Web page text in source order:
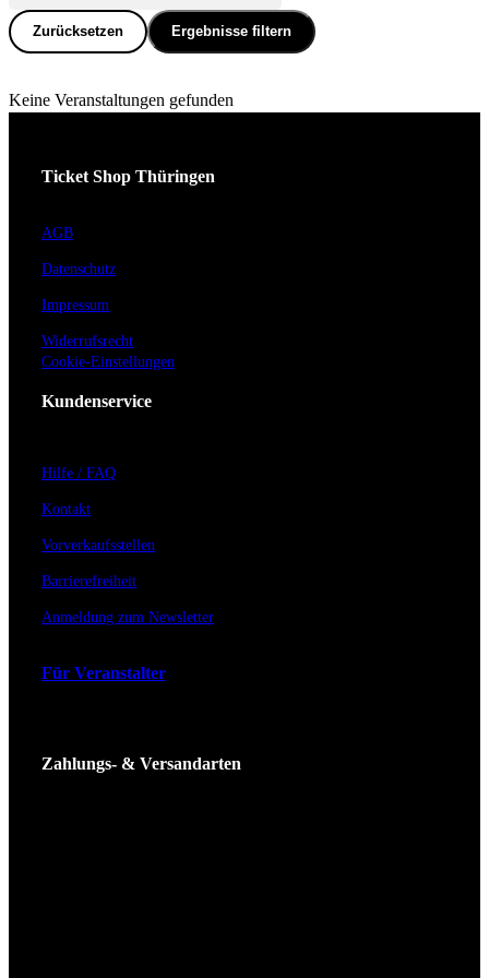
Zurücksetzen Ergebnisse filtern
Keine Veranstaltungen gefunden
Ticket Shop Thüringen
AGB
Datenschutz
Impressum
Widerrufsrecht
Cookie-Einstellungen
Kundenservice
Hilfe / FAQ
Kontakt
Vorverkaufsstellen
Barrierefreiheit
Anmeldung zum Newsletter
Für Veranstalter
Zahlungs- & Versandarten